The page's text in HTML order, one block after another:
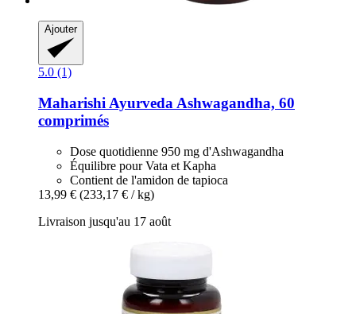
Ajouter
5.0 (1)
Maharishi Ayurveda Ashwagandha, 60
comprimés
Dose quotidienne 950 mg d'Ashwagandha
Équilibre pour Vata et Kapha
Contient de l'amidon de tapioca
13,99 € (233,17 € / kg)
Livraison jusqu'au 17 août